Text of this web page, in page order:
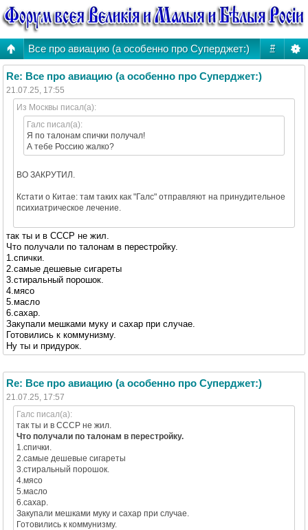
#
Все про авиацию (а особенно про Суперджет:)
Re: Все про авиацию (а особенно про Суперджет:)
21.07.25, 17:55
Из Москвы писал(а):
Галс писал(а):
Я по талонам спички получал!
А тебе Россию жалко?
ВО ЗАКРУТИЛ.
Кстати о Китае: там таких как "Галс" отправляют на принудительное
психиатрическое лечение.
так ты и в СССР не жил.
Что получали по талонам в перестройку.
1.спички.
2.самые дешевые сигареты
3.стиральный порошок.
4.мясо
5.масло
6.сахар.
Закупали мешками муку и сахар при случае.
Готовились к коммунизму.
Ну ты и придурок.
Re: Все про авиацию (а особенно про Суперджет:)
21.07.25, 17:57
Галс писал(а):
так ты и в СССР не жил.
Что получали по талонам в перестройку.
1.спички.
2.самые дешевые сигареты
3.стиральный порошок.
4.мясо
5.масло
6.сахар.
Закупали мешками муку и сахар при случае.
Готовились к коммунизму.